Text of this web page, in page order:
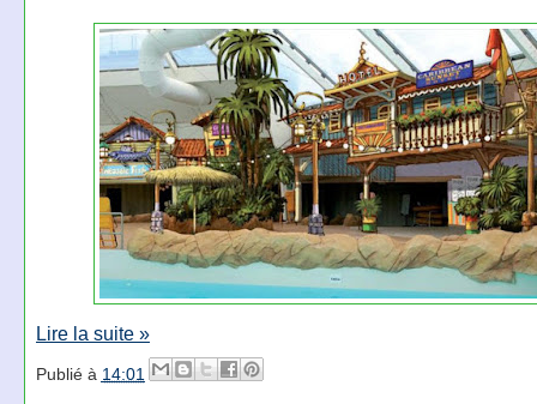
Lire la suite »
Publié à 14:01